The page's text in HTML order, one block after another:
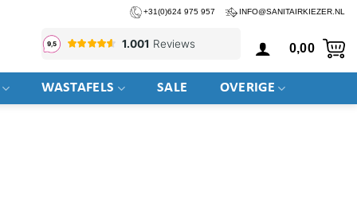
+31(0)624 975 957 INFO@SANITAIRKIEZER.NL
0,00
WASTAFELS SALE OVERIGE